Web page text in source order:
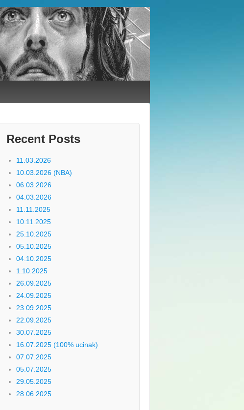
Recent Posts
11.03.2026
10.03.2026 (NBA)
06.03.2026
04.03.2026
11.11.2025
10.11.2025
25.10.2025
05.10.2025
04.10.2025
1.10.2025
26.09.2025
24.09.2025
23.09.2025
22.09.2025
30.07.2025
16.07.2025 (100% ucinak)
07.07.2025
05.07.2025
29.05.2025
28.06.2025